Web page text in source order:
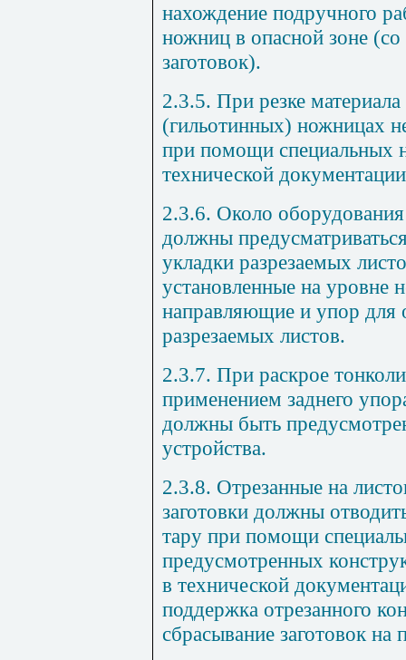
нахождение подручного
ножниц в опасной зоне
заготовок).
2.3.5. При резке
(гильотинных) ножницах
при помощи специальных
технической
2.3.6. Около
должны
укладки разрезаемых
установленные на уровне
направляющие и упор для
разрезаемых листов.
2.3.7. При раскрое
применением заднего
должны быть
устройства.
2.3.8. Отрезанные на
заготовки должны
тару при помощи
предусмотренных
в технической
поддержка отрезанного
сбрасывание заготовок на